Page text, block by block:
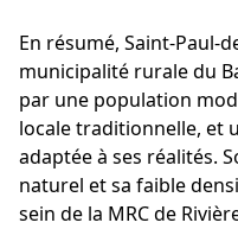
En résumé, Saint-Paul-
municipalité rurale du
par une population
locale traditionnelle, et
adaptée à ses réalités.
naturel et sa faible
sein de la MRC de